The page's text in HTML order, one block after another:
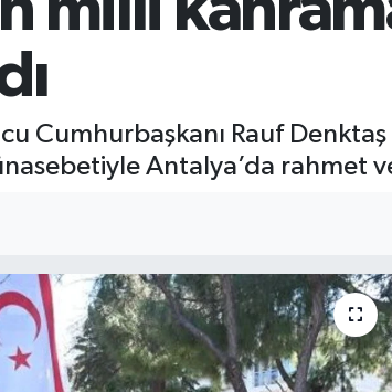
Cumhurbaşkanı Rauf
Antalya’da rahmet